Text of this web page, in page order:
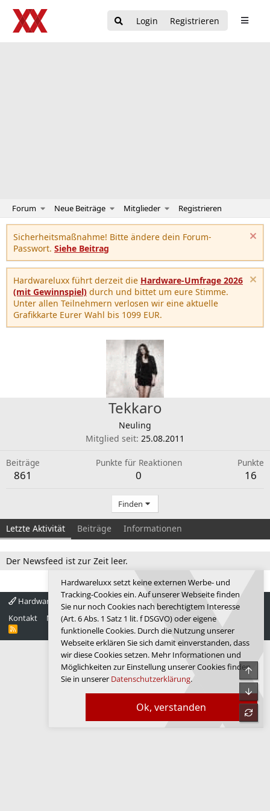
Login Registrieren
Forum Neue Beiträge Mitglieder Registrieren
Sicherheitsmaßnahme! Bitte ändere dein Forum-
Passwort. Siehe Beitrag
Hardwareluxx führt derzeit die Hardware-Umfrage 2026
(mit Gewinnspiel) durch und bittet um eure Stimme.
Unter allen Teilnehmern verlosen wir eine aktuelle
Grafikkarte Eurer Wahl bis 1099 EUR.
Tekkaro
Neuling
Mitglied seit 25.08.2011
Beiträge
861
Punkte für Reaktionen
0
Punkte
16
Finden
Letzte Aktivität Beiträge Informationen
Der Newsfeed ist zur Zeit leer.
Hardwareluxx 4.0
Deutsch
Kontakt
Nutzungsbedingungen Datenschutz Hilfe
R
Ok, verstanden
Hardwareluxx setzt keine externen Werbe- und
Tracking-Cookies ein. Auf unserer Webseite finden
Sie nur noch Cookies nach berechtigtem Interesse
(Art. 6 Abs. 1 Satz 1 lit. f DSGVO) oder eigene
funktionelle Cookies. Durch die Nutzung unserer
Webseite erklären Sie sich damit einverstanden, dass
wir diese Cookies setzen. Mehr Informationen und
Möglichkeiten zur Einstellung unserer Cookies finden
Sie in unserer Datenschutzerklärung.